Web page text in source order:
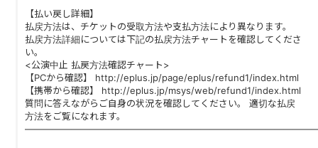
【払い戻し詳細】
払戻方法は、チケットの受取方法や支払方法により異なります。
払戻方法詳細については下記の払戻方法チャートを確認してくださ
い。
<公演中止 払戻方法確認チャート>
【PCから確認】 http://eplus.jp/page/eplus/refund1/index.html
【携帯から確認】 http://eplus.jp/msys/web/refund1/index.html
質問に答えながらご自身の状況を確認してください。 適切な払戻
方法をご覧になれます。